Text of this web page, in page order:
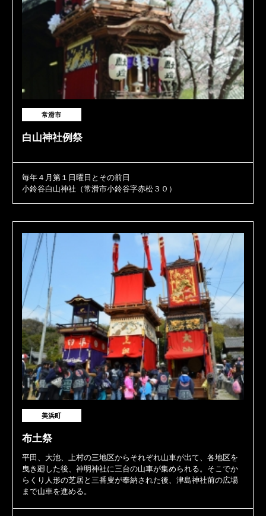
常滑市
白山神社例祭
毎年４月第１日曜日とその前日
小鈴谷白山神社（常滑市小鈴谷字赤松３０）
美浜町
布土祭
平田、大池、上村の三地区からそれぞれ山車が出て、各地区を
曳き廻した後、神明神社に三台の山車が集められる。そこでか
らくり人形の芝居と三番叟が奉納された後、津島神社前の広場
まで山車を進める。